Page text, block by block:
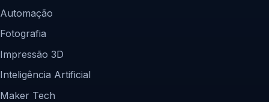
Automação
Fotografia
Impressão 3D
Inteligência Artificial
Maker Tech